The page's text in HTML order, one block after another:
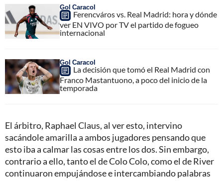
Gol Caracol
Ferencváros vs. Real Madrid: hora y dónde
ver EN VIVO por TV el partido de fogueo
internacional
Gol Caracol
La decisión que tomó el Real Madrid con
Franco Mastantuono, a poco del inicio de la
temporada
El árbitro, Raphael Claus, al ver esto, intervino
sacándole amarilla a ambos jugadores pensando que
esto iba a calmar las cosas entre los dos. Sin embargo,
contrario a ello, tanto el de Colo Colo, como el de River
continuaron empujándose e intercambiando palabras